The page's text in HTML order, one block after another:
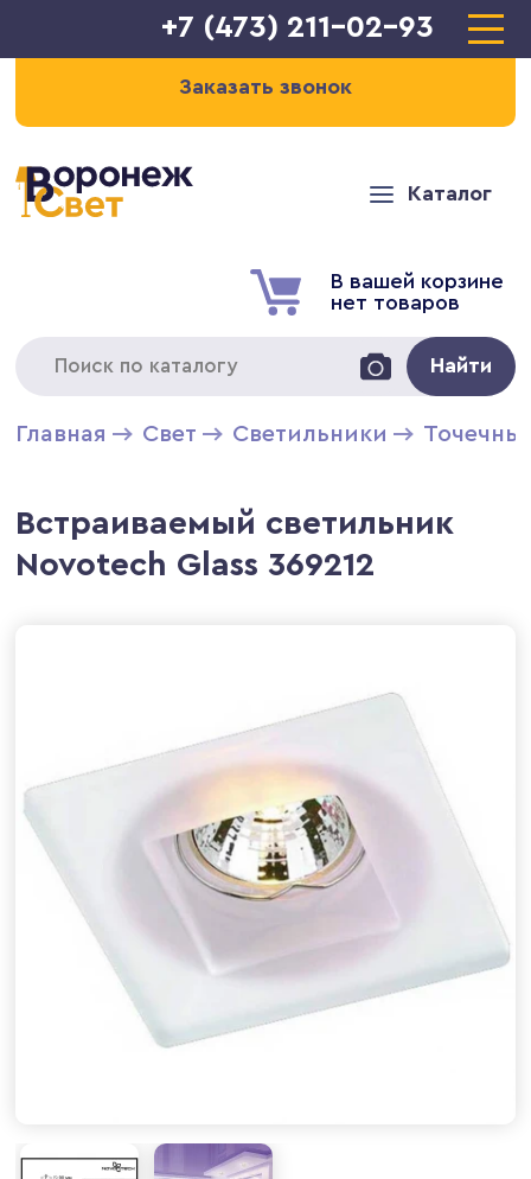
+7 (473) 211-02-93
Заказать звонок
Каталог
В вашей корзине
нет товаров
Найти
Главная Свет Светильники
Встраиваемый светильник
Novotech Glass 369212